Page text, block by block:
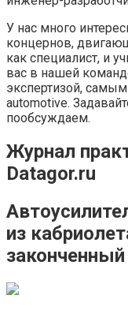
У нас много
концернов,
как специалист, и
вас в нашей
экспертизой,
automotive.
пообсуждаем.
Журнал
Datagor.ru
из